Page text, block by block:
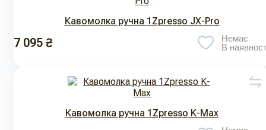
Кавомолка ручна 1Zpresso JX-Pro
7 095 ₴
Немає
В
Кавомолка ручна 1Zpresso K-Max